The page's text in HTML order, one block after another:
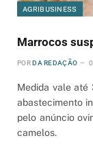
AGRIBUSINESS
Marrocos
POR DA REDAÇÃO
Medida vale até
abastecimento
pelo anúncio
camelos.